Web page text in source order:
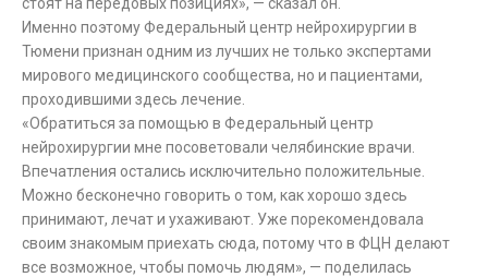
Именно поэтому Федеральный центр нейрохирургии в
Тюмени признан одним из лучших не только экспертами
мирового медицинского сообщества, но и пациентами,
проходившими здесь лечение.
«Обратиться за помощью в Федеральный центр
нейрохирургии мне посоветовали челябинские врачи.
Впечатления остались исключительно положительные.
Можно бесконечно говорить о том, как хорошо здесь
принимают, лечат и ухаживают. Уже порекомендовала
своим знакомым приехать сюда, потому что в ФЦН делают
все возможное, чтобы помочь людям», — поделилась